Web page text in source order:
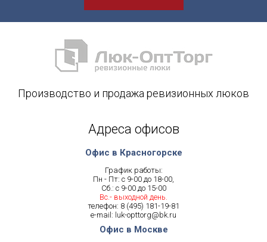
Производство и продажа ревизионных люков
Адреса офисов
Офис в Красногорске
График работы:
Пн - Пт: с 9-00 до 18-00,
Сб.: с 9-00 до 15-00
Вс.- выходной день.
телефон: 8 (495) 181-19-81
e-mail: luk-opttorg@bk.ru
Офис в Москве